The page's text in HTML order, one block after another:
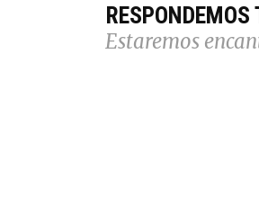
Estaremos